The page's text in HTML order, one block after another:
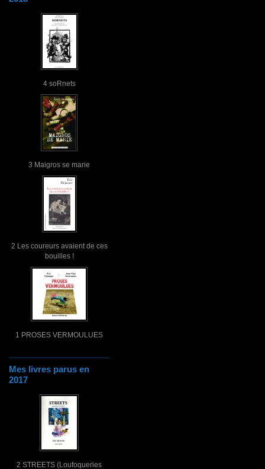
4 soRnets
3 Maigros se marie
2 Les coureurs avaient de ces
bouilles !
1 PROSES VERMOULUES
Mes livres parus en
2017
2 STREETS (Loufoqueries